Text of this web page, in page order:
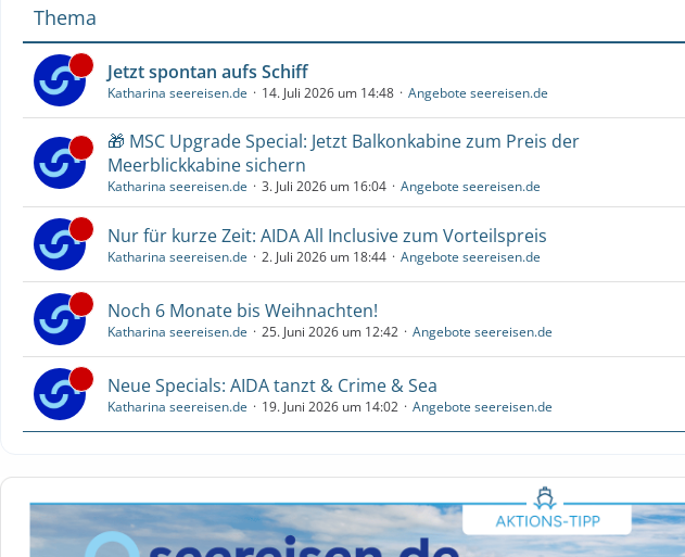
Thema
Jetzt spontan aufs Schiff
Katharina seereisen.de 14. Juli 2026 um 14:48 Angebote seereisen.de
🎁 MSC Upgrade Special: Jetzt Balkonkabine zum Preis der
Meerblickkabine sichern
Katharina seereisen.de 3. Juli 2026 um 16:04 Angebote seereisen.de
Nur für kurze Zeit: AIDA All Inclusive zum Vorteilspreis
Katharina seereisen.de 2. Juli 2026 um 18:44 Angebote seereisen.de
Noch 6 Monate bis Weihnachten!
Katharina seereisen.de 25. Juni 2026 um 12:42 Angebote seereisen.de
Neue Specials: AIDA tanzt & Crime & Sea
Katharina seereisen.de 19. Juni 2026 um 14:02 Angebote seereisen.de